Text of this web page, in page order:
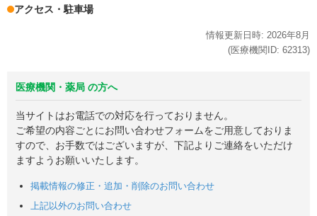
アクセス・駐車場
情報更新日時: 2026年8月
(医療機関ID: 62313)
医療機関・薬局 の方へ
当サイトはお電話での対応を行っておりません。
ご希望の内容ごとにお問い合わせフォームをご用意しておりま
すので、お手数ではございますが、下記よりご連絡をいただけ
ますようお願いいたします。
掲載情報の修正・追加・削除のお問い合わせ
上記以外のお問い合わせ